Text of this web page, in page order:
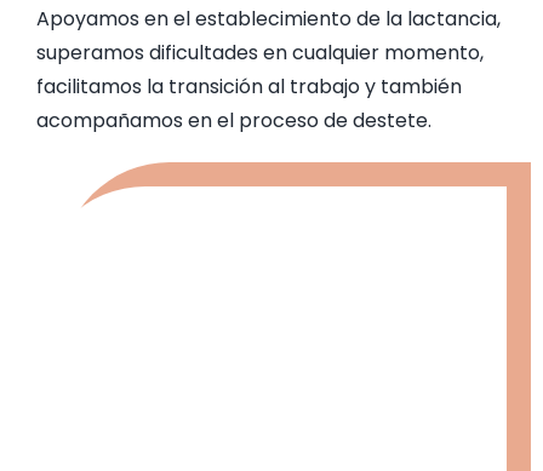
Apoyamos en el establecimiento de la lactancia,
superamos dificultades en cualquier momento,
facilitamos la transición al trabajo y también
acompañamos en el proceso de destete.